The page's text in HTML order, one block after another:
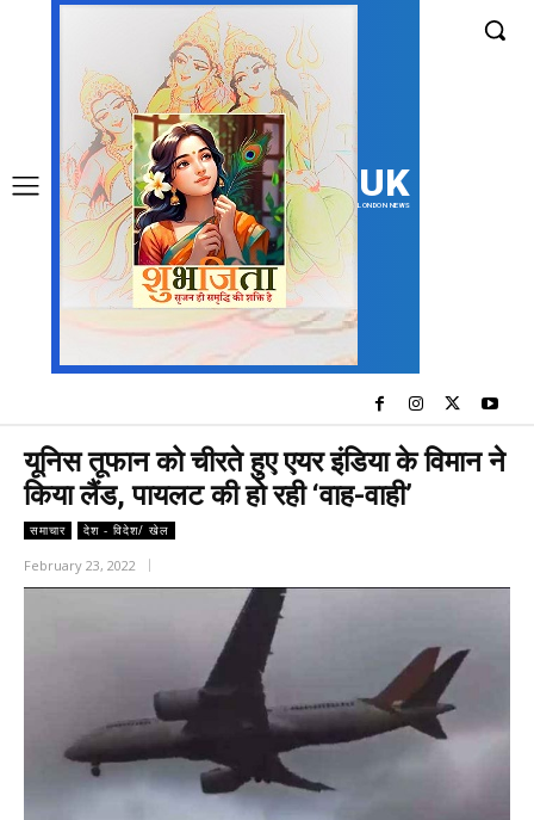
UK
LONDON NEWS
यूनिस तूफान को चीरते हुए एयर इंडिया के विमान ने
किया लैंड, पायलट की हो रही ‘वाह-वाही’
समाचार देश - विदेश/ खेल
February 23, 2022